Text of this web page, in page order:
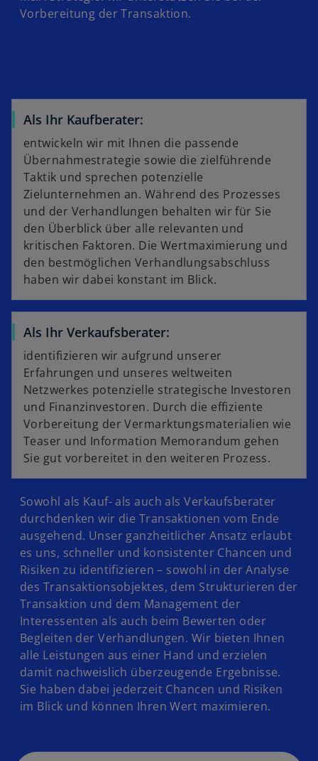
Vorbereitung der Transaktion.
Als Ihr Kaufberater:
entwickeln wir mit Ihnen die passende
Übernahmestrategie sowie die zielführende
Taktik und sprechen potenzielle
Zielunternehmen an. Während des Prozesses
und der Verhandlungen behalten wir für Sie
den Überblick über alle relevanten und
kritischen Faktoren. Die Wertmaximierung und
den bestmöglichen Verhandlungsabschluss
haben wir dabei konstant im Blick.
Als Ihr Verkaufsberater:
identifizieren wir aufgrund unserer
Erfahrungen und unseres weltweiten
Netzwerkes potenzielle strategische Investoren
und Finanzinvestoren. Durch die effiziente
Vorbereitung der Vermarktungsmaterialien wie
Teaser und Information Memorandum gehen
Sie gut vorbereitet in den weiteren Prozess.
Sowohl als Kauf- als auch als Verkaufsberater
durchdenken wir die Transaktionen vom Ende
ausgehend. Unser ganzheitlicher Ansatz erlaubt
es uns, schneller und konsistenter Chancen und
Risiken zu identifizieren – sowohl in der Analyse
des Transaktionsobjektes, dem Strukturieren der
Transaktion und dem Management der
Interessenten als auch beim Bewerten oder
Begleiten der Verhandlungen. Wir bieten Ihnen
alle Leistungen aus einer Hand und erzielen
damit nachweislich überzeugende Ergebnisse.
Sie haben dabei jederzeit Chancen und Risiken
im Blick und können Ihren Wert maximieren.